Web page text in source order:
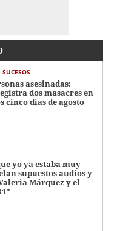
asesinadas:
dos masacres en
cinco días de agosto
yo ya estaba muy
supuestos audios y
Márquez y el